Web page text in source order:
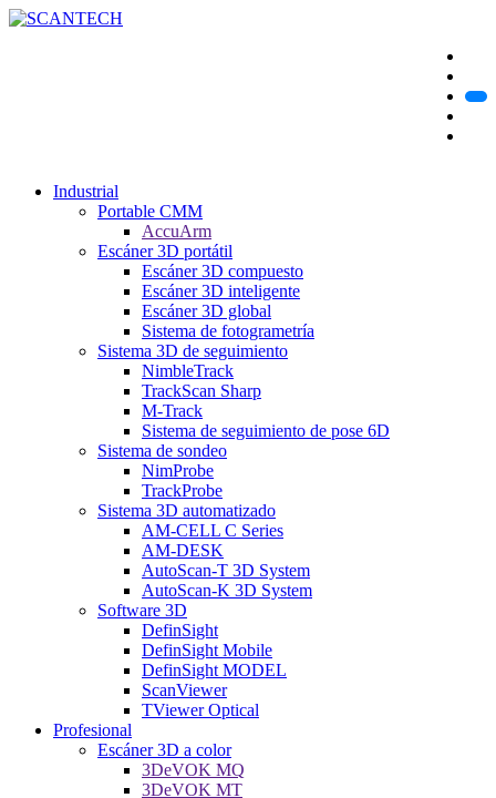
Industrial
Portable CMM
AccuArm
Escáner 3D portátil
Escáner 3D compuesto
Escáner 3D inteligente
Escáner 3D global
Sistema de fotogrametría
Sistema 3D de seguimiento
NimbleTrack
TrackScan Sharp
M-Track
Sistema de seguimiento de pose 6D
Sistema de sondeo
NimProbe
TrackProbe
Sistema 3D automatizado
AM-CELL C Series
AM-DESK
AutoScan-T 3D System
AutoScan-K 3D System
Software 3D
DefinSight
DefinSight Mobile
DefinSight MODEL
ScanViewer
TViewer Optical
Profesional
Escáner 3D a color
3DeVOK MQ
3DeVOK MT